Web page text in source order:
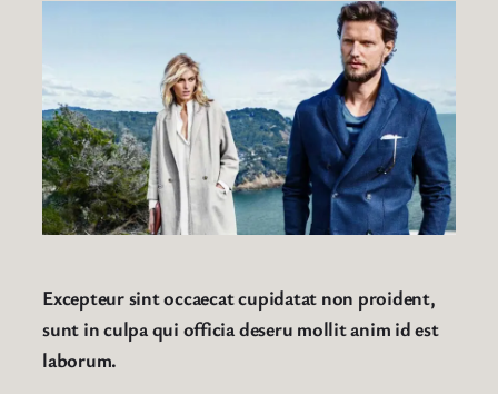
Excepteur sint occaecat cupidatat non proident,
sunt in culpa qui officia deseru mollit anim id est
laborum.